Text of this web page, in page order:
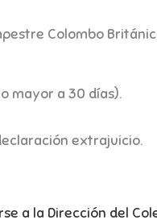
Colombo
mayor a 30 días).
extrajuicio.
a la Dirección del